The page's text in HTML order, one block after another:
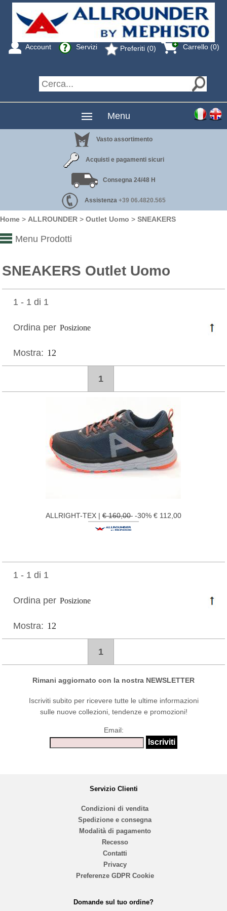
Carrello (0)
Preferiti (0)
Servizi
Account
Menu
Vasto assortimento
Acquisti e pagamenti sicuri
Consegna 24/48 H
Assistenza +39 06.4820.565
Home > ALLROUNDER > Outlet Uomo > SNEAKERS
Menu Prodotti
SNEAKERS Outlet Uomo
1 - 1 di 1
Ordina per
Mostra:
1
ALLRIGHT-TEX | € 160,00-30% € 112,00
1 - 1 di 1
Ordina per
Mostra:
1
Rimani aggiornato con la nostra NEWSLETTER
Iscriviti subito per ricevere tutte le ultime informazioni
sulle nuove collezioni, tendenze e promozioni!
Email:
Servizio Clienti
Condizioni di vendita
Spedizione e consegna
Modalità di pagamento
Recesso
Contatti
Privacy
Preferenze GDPR Cookie
Domande sul tuo ordine?